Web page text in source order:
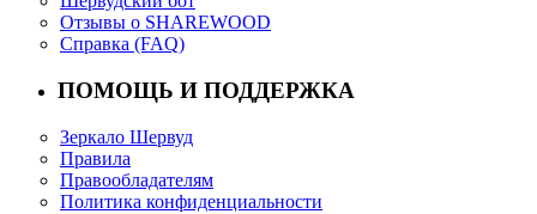
Отзывы о SHAREWOOD
Справка (FAQ)
ПОМОЩЬ И ПОДДЕРЖКА
Зеркало Шервуд
Правила
Правообладателям
Политика конфиденциальности